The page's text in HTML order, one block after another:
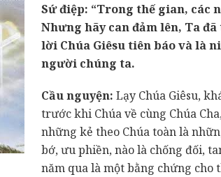
Sứ điệp: “Trong thế gian, các
Nhưng hãy can đảm lên, Ta
lời Chúa Giêsu tiên báo và là
người chúng ta.
Cầu nguyện: Lạy Chúa Giêsu,
trước khi Chúa về cùng Chúa
những kẻ theo Chúa toàn là
bớ, ưu phiền, nào là chống đối,
năm qua là một bằng chứng cho